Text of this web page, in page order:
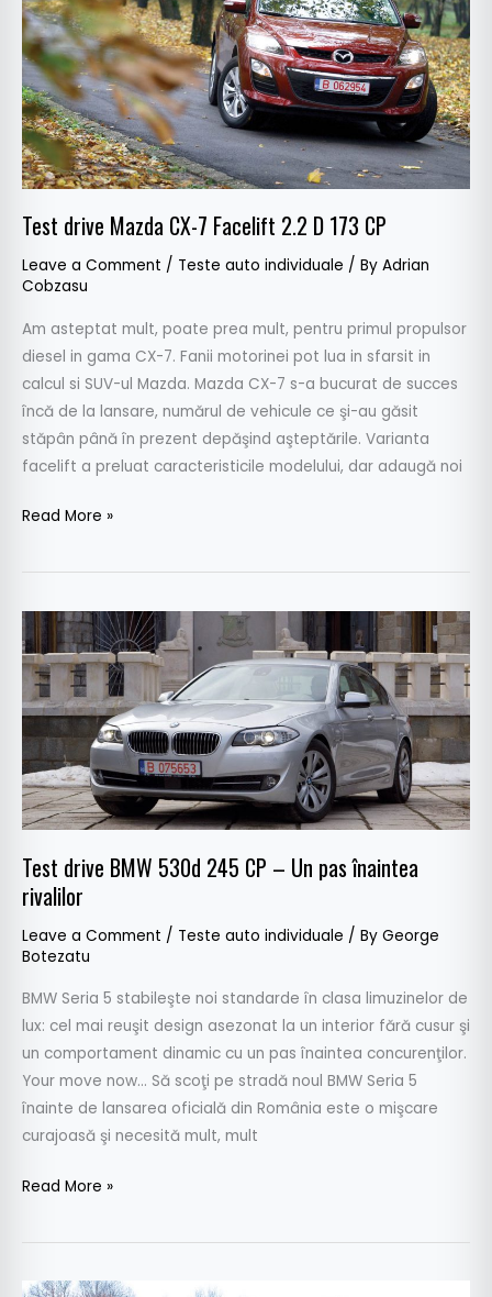
Test drive Mazda CX-7 Facelift 2.2 D 173 CP
Leave a Comment / Teste auto individuale / By Adrian
Cobzasu
Am asteptat mult, poate prea mult, pentru primul propulsor
diesel in gama CX-7. Fanii motorinei pot lua in sfarsit in
calcul si SUV-ul Mazda. Mazda CX-7 s-a bucurat de succes
încă de la lansare, numărul de vehicule ce şi-au găsit
stăpân până în prezent depăşind aşteptările. Varianta
facelift a preluat caracteristicile modelului, dar adaugă noi
7
Facelift
2.2
D
173
CP
Read More »
Test drive BMW 530d 245 CP – Un pas înaintea
rivalilor
Leave a Comment / Teste auto individuale / By George
Botezatu
BMW Seria 5 stabileşte noi standarde în clasa limuzinelor de
lux: cel mai reuşit design asezonat la un interior fără cusur şi
un comportament dinamic cu un pas înaintea concurenţilor.
Your move now… Să scoţi pe stradă noul BMW Seria 5
înainte de lansarea oficială din România este o mişcare
curajoasă şi necesită mult, mult
Test
drive
BMW
530d
245
CP
–
Un
înaintea
rivalilor
Read More »